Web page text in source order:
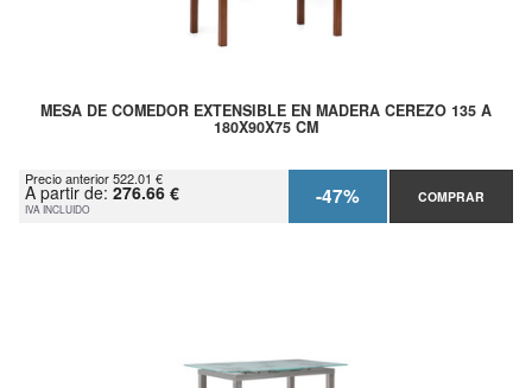
MESA DE COMEDOR EXTENSIBLE EN MADERA CEREZO 135 A
180X90X75 CM
Precio anterior 522.01 €
A partir de: 276.66 €
IVA INCLUIDO -47% COMPRAR